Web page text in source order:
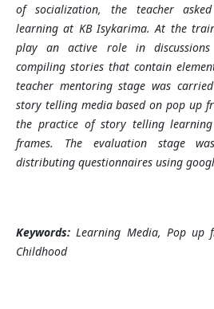
of socialization, the teacher
learning at KB Isykarima. At the
play an active role in
compiling stories that contain
teacher mentoring stage was
story telling media based on pop up
the practice of story telling
frames. The evaluation stage
distributing questionnaires using
Keywords:Learning Media, Pop up
Childhood